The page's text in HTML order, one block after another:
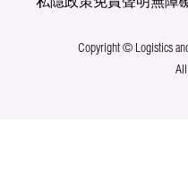
私隱政策免責聲明無障
Copyright © Logistics
All